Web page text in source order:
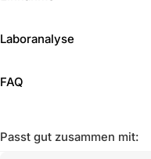
Laboranalyse
FAQ
Passt gut zusammen mit: